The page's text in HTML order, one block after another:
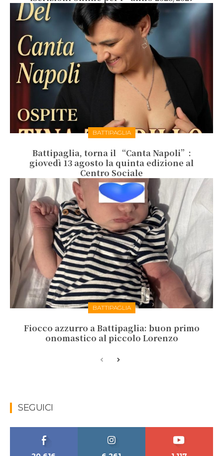
BATTIPAGLIA
Battipaglia, torna il “Canta Napoli”:
giovedì 13 agosto la quinta edizione al
Centro Sociale
BATTIPAGLIA
Fiocco azzurro a Battipaglia: buon primo
onomastico al piccolo Lorenzo
SEGUICI